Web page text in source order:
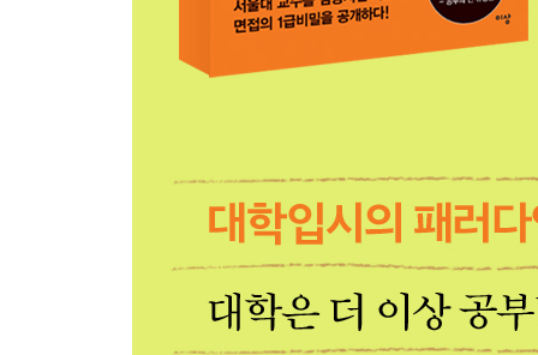
내 스토리의 진정한 가치를 증명하다
학/종/이 10단계 전략 10-독서, 신문 읽기, 토론활
서울대 성적우수 장학생이 되다